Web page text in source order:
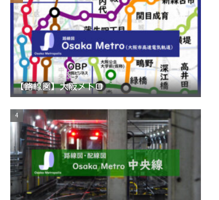
e
【路線図】大阪メトロ